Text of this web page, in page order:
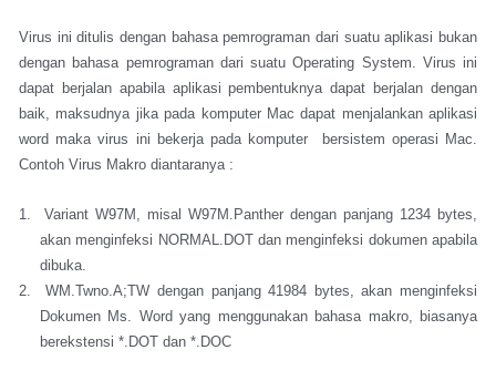
Virus ini ditulis dengan bahasa pemrograman dari suatu aplikasi bukan
dengan bahasa pemrograman dari suatu Operating System. Virus ini
dapat berjalan apabila aplikasi pembentuknya dapat berjalan dengan
baik, maksudnya jika pada komputer Mac dapat menjalankan aplikasi
word maka virus ini bekerja pada komputer bersistem operasi Mac.
Contoh Virus Makro diantaranya :
1. Variant W97M, misal W97M.Panther dengan panjang 1234 bytes,
akan menginfeksi NORMAL.DOT dan menginfeksi dokumen apabila
dibuka.
2. WM.Twno.A;TW dengan panjang 41984 bytes, akan menginfeksi
Dokumen Ms. Word yang menggunakan bahasa makro, biasanya
berekstensi *.DOT dan *.DOC